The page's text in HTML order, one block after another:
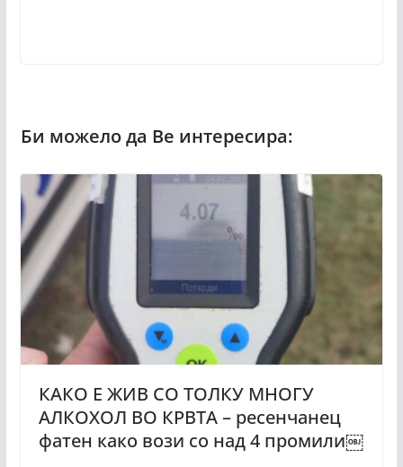
КАКО Е ЖИВ СО ТОЛКУ МНОГУ
АЛКОХОЛ ВО КРВТА – ресенчанец
фатен како вози со над 4 промили￼